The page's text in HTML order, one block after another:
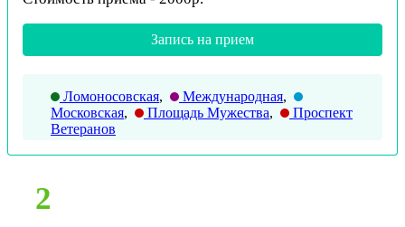
Запись на прием
Ломоносовская, Международная,
Московская, Площадь Мужества,
Проспект
Ветеранов
2